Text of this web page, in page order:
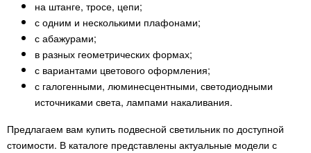
на штанге, тросе, цепи;
с одним и несколькими плафонами;
с абажурами;
в разных геометрических формах;
с вариантами цветового оформления;
с галогенными, люминесцентными, светодиодными
источниками света, лампами накаливания.
Предлагаем вам купить подвесной светильник по доступной
стоимости. В каталоге представлены актуальные модели с